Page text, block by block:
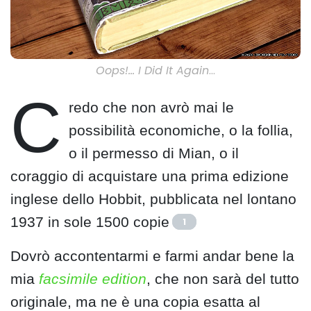
Oops!… I Did It Again…
C
redo che non avrò mai le
possibilità economiche, o la follia,
o il permesso di Mian, o il
coraggio di acquistare una prima edizione
inglese dello Hobbit, pubblicata nel lontano
1937 in sole 1500 copie
1
Dovrò accontentarmi e farmi andar bene la
mia facsimile edition, che non sarà del tutto
originale, ma ne è una copia esatta al